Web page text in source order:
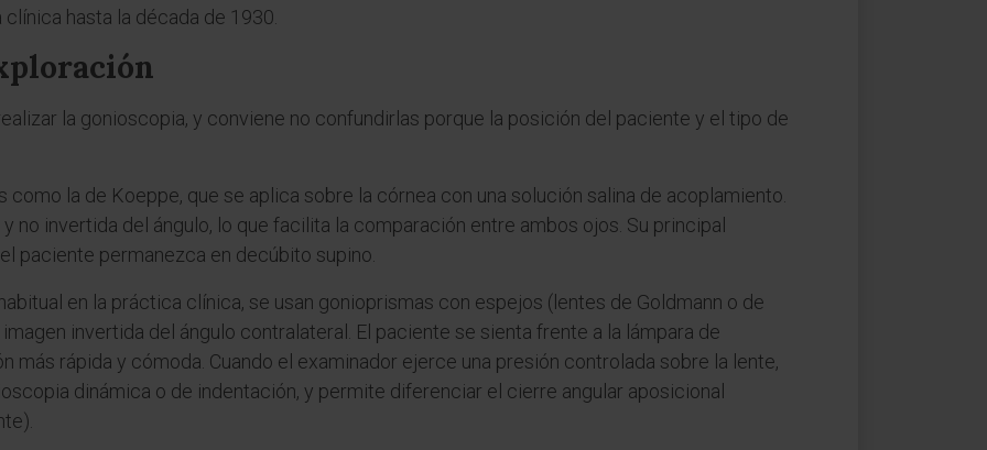
hasta la década de 1930.
la gonioscopia, y conviene no confundirlas porque la posición del paciente y el tipo de
la de Koeppe, que se aplica sobre la córnea con una solución salina de acoplamiento.
no invertida del ángulo, lo que facilita la comparación entre ambos ojos. Su principal
paciente permanezca en decúbito supino.
en la práctica clínica, se usan gonioprismas con espejos (lentes de Goldmann o de
invertida del ángulo contralateral. El paciente se sienta frente a la lámpara de
más rápida y cómoda. Cuando el examinador ejerce una presión controlada sobre la lente,
dinámica o de indentación, y permite diferenciar el cierre angular aposicional